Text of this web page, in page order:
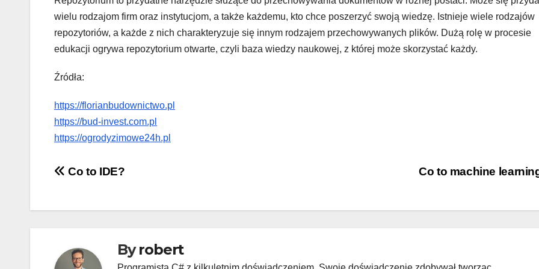
wielu rodzajom firm oraz instytucjom, a także każdemu, kto chce poszerzyć swoją wiedzę. Istnieje wiele rodzajów
repozytoriów, a każde z nich charakteryzuje się innym rodzajem przechowywanych plików. Dużą rolę w procesie
edukacji ogrywa repozytorium otwarte, czyli baza wiedzy naukowej, z której może skorzystać każdy.
Źródła:
https://florianbudownictwo.pl
https://bud-invest.com.pl
https://ogrodyzimowe24h.pl
Nawigacja
Co to machine
Co to IDE?
Byrobert